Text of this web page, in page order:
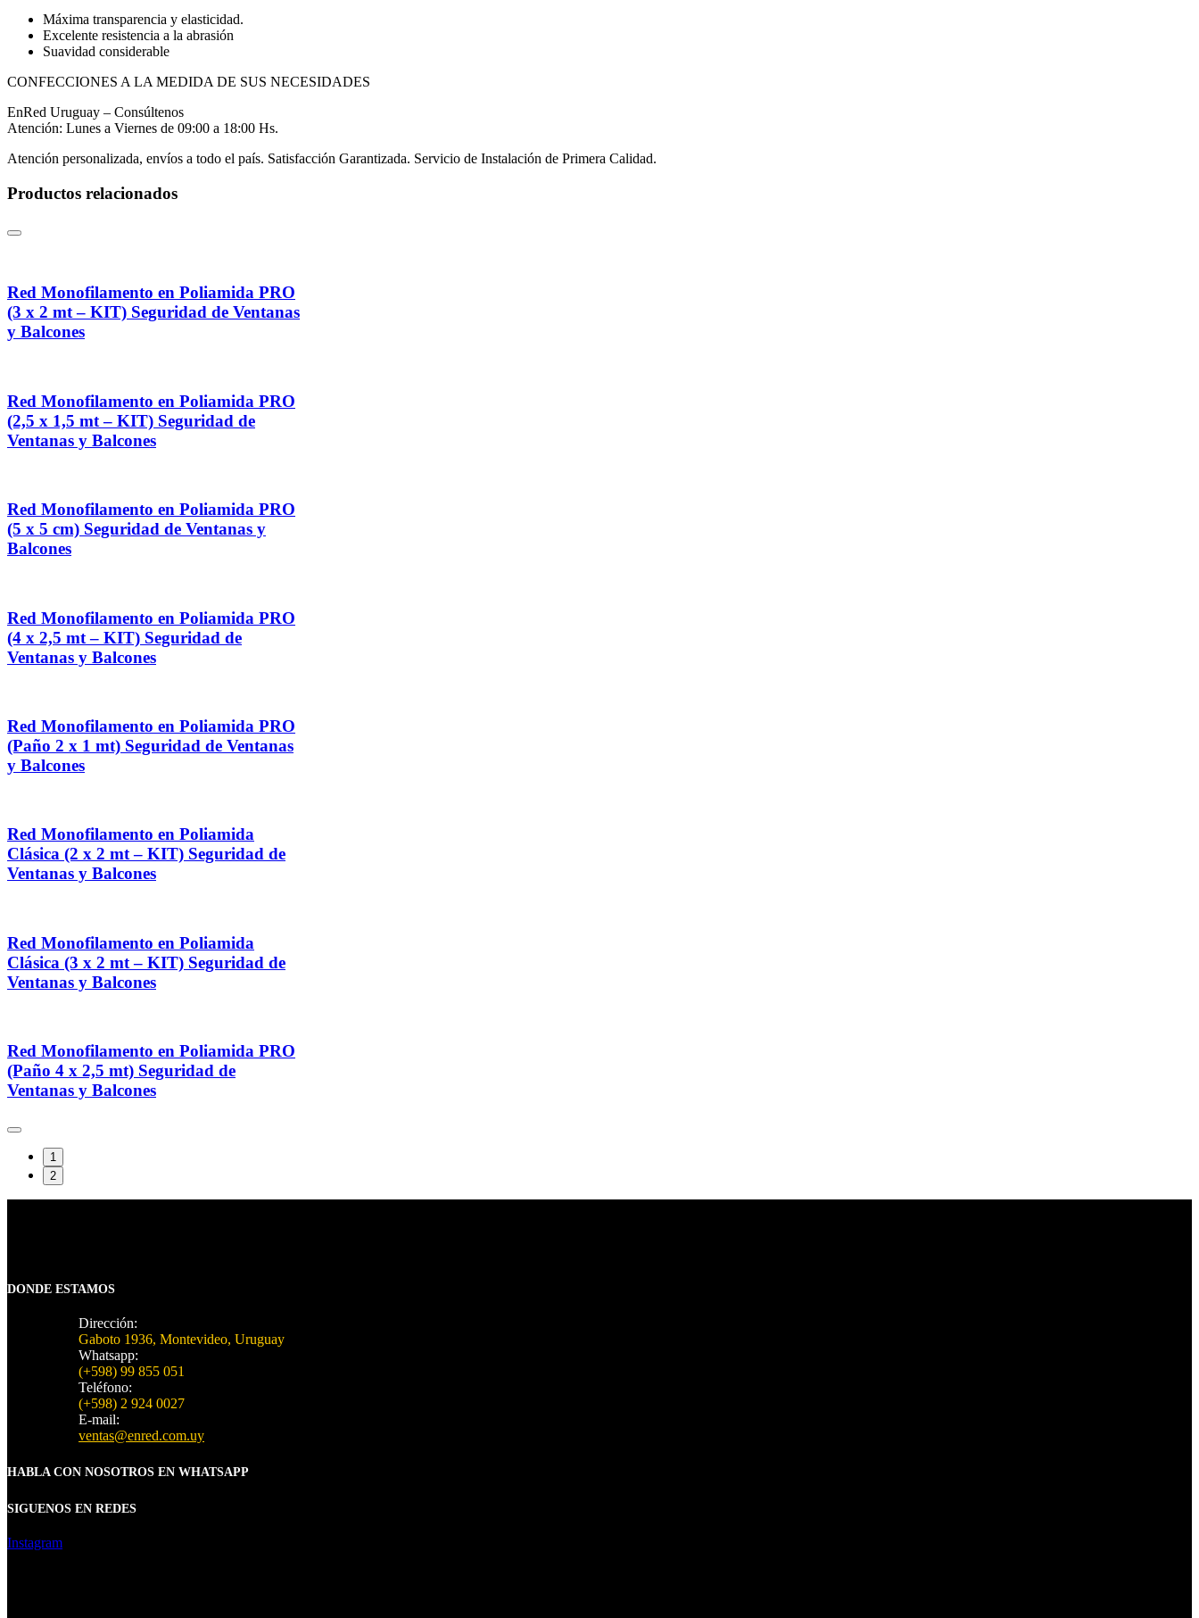
Máxima transparencia y elasticidad.
Excelente resistencia a la abrasión
Suavidad considerable
CONFECCIONES A LA MEDIDA DE SUS NECESIDADES
EnRed Uruguay – Consúltenos
Atención: Lunes a Viernes de 09:00 a 18:00 Hs.
Atención personalizada, envíos a todo el país. Satisfacción Garantizada. Servicio de Instalación de Primera Calidad.
Productos relacionados
Red Monofilamento en Poliamida PRO
(3 x 2 mt – KIT) Seguridad de Ventanas
y Balcones
Red Monofilamento en Poliamida PRO
(2,5 x 1,5 mt – KIT) Seguridad de
Ventanas y Balcones
Red Monofilamento en Poliamida PRO
(5 x 5 cm) Seguridad de Ventanas y
Balcones
Red Monofilamento en Poliamida PRO
(4 x 2,5 mt – KIT) Seguridad de
Ventanas y Balcones
Red Monofilamento en Poliamida PRO
(Paño 2 x 1 mt) Seguridad de Ventanas
y Balcones
Red Monofilamento en Poliamida
Clásica (2 x 2 mt – KIT) Seguridad de
Ventanas y Balcones
Red Monofilamento en Poliamida
Clásica (3 x 2 mt – KIT) Seguridad de
Ventanas y Balcones
Red Monofilamento en Poliamida PRO
(Paño 4 x 2,5 mt) Seguridad de
Ventanas y Balcones
1
2
DONDE ESTAMOS
Dirección:
Gaboto 1936, Montevideo, Uruguay
Whatsapp:
(+598) 99 855 051
Teléfono:
(+598) 2 924 0027
E-mail:
ventas@enred.com.uy
HABLA CON NOSOTROS EN WHATSAPP
SIGUENOS EN REDES
Instagram